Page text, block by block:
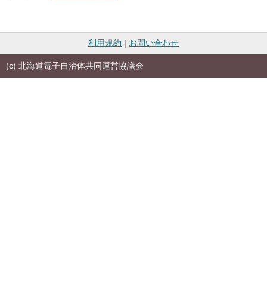
利用規約 | お問い合わせ
(c) 北海道電子自治体共同運営協議会